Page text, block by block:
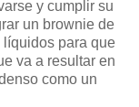
y cumplir su
un brownie de
para que
va a resultar en
como un